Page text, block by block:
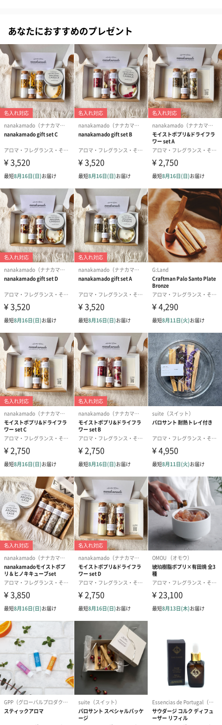
ピュアローズ
うっとり幸せ気分、ピュアローズの香りです。
グレープフルーツ
シャキっとまぶしい、グレープフルーツの香りです。
グリーングラス
爽やかでちょっと大人、グリーングラスの香りです。
使用方法
フレグランスビーズのボトルキャップを開けて、封緘シールを剥
がします。その後、ボトルキャップを再び閉めてください。香り
の持続期間の目安は約1～2ヶ月です。
※持続期間はご使用される環境、使用方法によって異なります。
※フレグランスビーズの大きさや形、色味にばらつきがありま
す。
注意事項
・本品は飲食物ではありません。
・万一飲み込んだ場合は、医師にご相談ください。
・目に入った場合は、直ちに洗い流してください。
・火気に近づけないでください。
・容器が転倒しないよう平らで安全な場所でご使用ください。
・家具やフローリングの塗装面をはがしたり、プラスチックを変
形・変化させるおそれがありますので、中身や液体がこぼれない
ようご注意ください
・使用中、ビーズが小さくなったり、水分が底に溜まることがあ
りますが、品質に問題はありません。
・長時間強い光の当たる場所に置いておくとビーズが色やけ・色
とびする場合があります。ご使用にならない時は、密閉して冷暗
所に保管してください。時間の経過とともに色味が変わる場合が
ありますが、品質に問題はありません。
・本品を用途以外に使用しないでください。
・高温多湿、直射日光を避け、乳幼児の手の届かないところで保
管してください。
「sunherb（サンハーブ）」
「sunherb（サンハーブ）」は、花やハーブの心地よい香りで暮
らしを楽しく彩るアイテムをお届けするブランドです。お部屋で
あなたにおすすめのプレゼント